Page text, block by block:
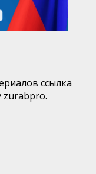
ссылка
zurabpro.